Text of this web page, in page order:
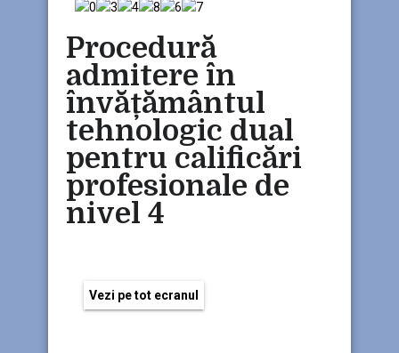
Procedură
admitere în
învățământul
tehnologic dual
pentru calificări
profesionale de
nivel 4
Vezi pe tot ecranul